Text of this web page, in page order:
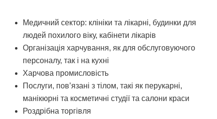
Медичний сектор: клініки та лікарні, будинки для
людей похилого віку, кабінети лікарів
Організація харчування, як для обслуговуючого
персоналу, так і на кухні
Харчова промисловість
Послуги, пов’язані з тілом, такі як перукарні,
манікюрні та косметичні студії та салони краси
Роздрібна торгівля